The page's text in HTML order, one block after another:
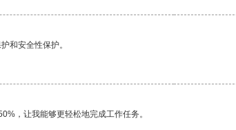
和安全性保护。
，让我能够更轻松地完成工作任务。